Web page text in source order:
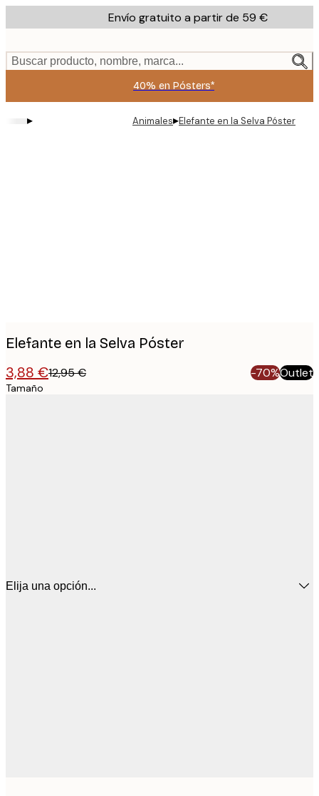
to
content.
Envío gratuito a partir de 59 €
Buscar producto, nombre, marca...
40% en Pósters*
▸ Animales▸Elefante en la Selva Póster
Elefante en la Selva Póster
3,88 €12,95 € -70%Outlet
Tamaño
Elija una opción...